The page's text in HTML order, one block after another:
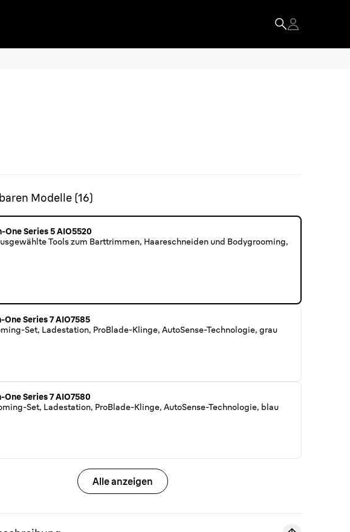
Modelle(16)
One Series 5 AIO5520
Tools zum Barttrimmen, Haareschneiden und Bodygrooming,
Series 7 AIO7585
Set, Ladestation, ProBlade-Klinge, AutoSense-Technologie, grau
Series 7 AIO7580
Set, Ladestation, ProBlade-Klinge, AutoSense-Technologie, blau
Alle anzeigen